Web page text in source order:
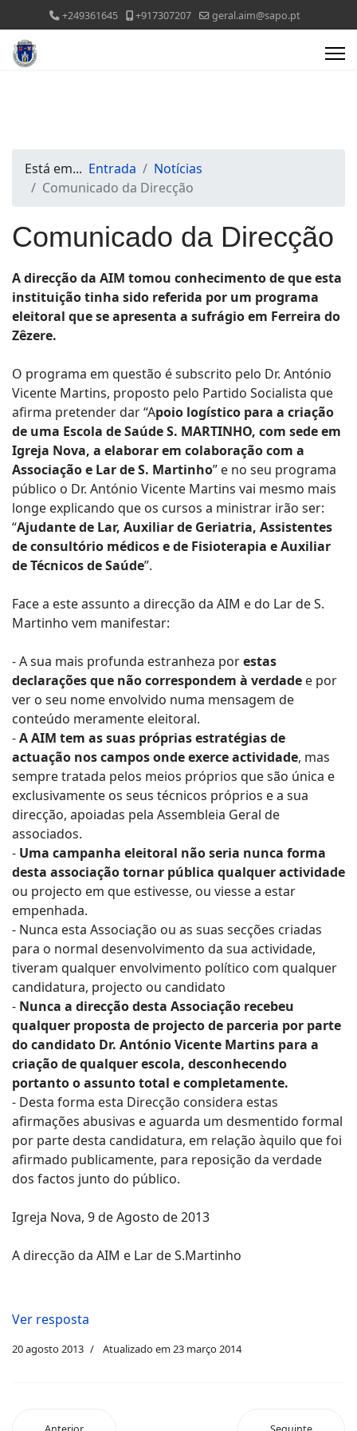
+249361645 +917307207 geral.aim@sapo.pt
Está em... Entrada
Notícias
Comunicado da Direcção
Comunicado da Direcção
A direcção da AIM tomou conhecimento de que esta
instituição tinha sido referida por um programa
eleitoral que se apresenta a sufrágio em Ferreira do
Zêzere.
O programa em questão é subscrito pelo Dr. António
Vicente Martins, proposto pelo Partido Socialista que
afirma pretender dar “Apoio logístico para a criação
de uma Escola de Saúde S. MARTINHO, com sede em
Igreja Nova, a elaborar em colaboração com a
Associação e Lar de S. Martinho” e no seu programa
público o Dr. António Vicente Martins vai mesmo mais
longe explicando que os cursos a ministrar irão ser:
“Ajudante de Lar, Auxiliar de Geriatria, Assistentes
de consultório médicos e de Fisioterapia e Auxiliar
de Técnicos de Saúde”.
Face a este assunto a direcção da AIM e do Lar de S.
Martinho vem manifestar:
- A sua mais profunda estranheza porestas
declarações que não correspondem à verdade e por
ver o seu nome envolvido numa mensagem de
conteúdo meramente eleitoral.
-A AIM tem as suas próprias estratégias de
actuação nos campos onde exerce actividade, mas
sempre tratada pelos meios próprios que são única e
exclusivamente os seus técnicos próprios e a sua
direcção, apoiadas pela Assembleia Geral de
associados.
- Uma campanha eleitoral não seria nunca forma
desta associação tornar pública qualquer actividade
ou projecto em que estivesse, ou viesse a estar
empenhada.
- Nunca esta Associação ou as suas secções criadas
para o normal desenvolvimento da sua actividade,
tiveram qualquer envolvimento político com qualquer
candidatura, projecto ou candidato
- Nunca a direcção desta Associação recebeu
qualquer proposta de projecto de parceria por parte
do candidato Dr. António Vicente Martins para a
criação de qualquer escola, desconhecendo
portanto o assunto total e completamente.
- Desta forma esta Direcção considera estas
afirmações abusivas e aguarda um desmentido formal
por parte desta candidatura, em relação àquilo que foi
afirmado publicamente, para reposição da verdade
dos factos junto do público.
Igreja Nova, 9 de Agosto de 2013
A direcção da AIM e Lar de S.Martinho
Ver resposta
20 agosto 2013 Atualizado em 23 março 2014